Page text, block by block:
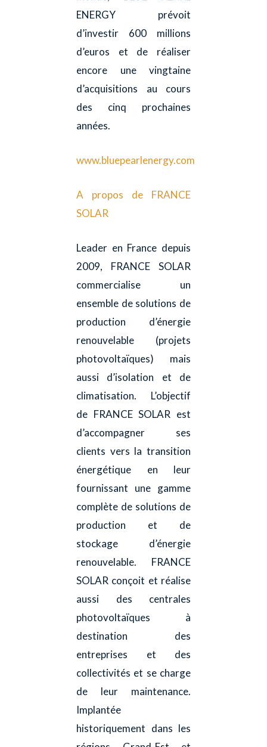
ENERGY prévoit
d’investir 600 millions
d’euros et de réaliser
encore une vingtaine
d’acquisitions au cours
des cinq prochaines
années.
www.bluepearlenergy.com
A propos de FRANCE
SOLAR
Leader en France depuis
2009, FRANCE SOLAR
commercialise un
ensemble de solutions de
production d’énergie
renouvelable (projets
photovoltaïques) mais
aussi d’isolation et de
climatisation. L’objectif
de FRANCE SOLAR est
d’accompagner ses
clients vers la transition
énergétique en leur
fournissant une gamme
complète de solutions de
production et de
stockage d’énergie
renouvelable. FRANCE
SOLAR conçoit et réalise
aussi des centrales
photovoltaïques à
destination des
entreprises et des
collectivités et se charge
de leur maintenance.
Implantée
historiquement dans les